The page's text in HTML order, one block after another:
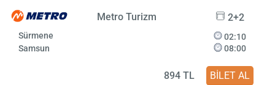
Metro Turizm 2+2
Sürmene
Samsun
02:10
08:00
894 TL BİLET AL